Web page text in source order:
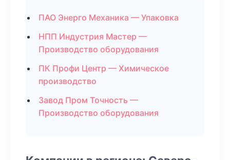
ПАО Энерго Механика — Упаковка
НПП Индустрия Мастер —
Производство оборудования
ПК Профи Центр — Химическое
производство
Завод Пром Точность —
Производство оборудования